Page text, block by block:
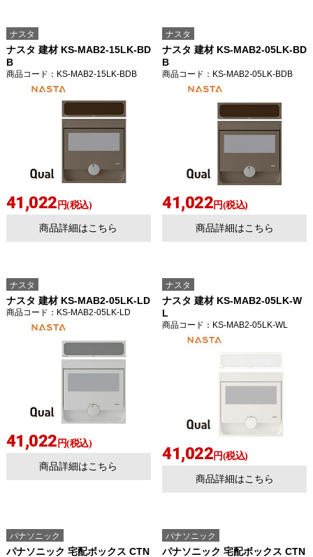
ナスタ
ナスタ 建材 KS-MAB2-15LK-BD
B
商品コード ：KS-MAB2-15LK-BDB
41,022 円(税込)
商品詳細はこちら
ナスタ
ナスタ 建材 KS-MAB2-05LK-BD
B
商品コード ：KS-MAB2-05LK-BDB
41,022円(税込)
商品詳細はこちら
ナスタ
ナスタ 建材 KS-MAB2-05LK-LD
商品コード ：KS-MAB2-05LK-LD
41,022 円(税込)
商品詳細はこちら
ナスタ
ナスタ 建材 KS-MAB2-05LK-W
L
商品コード ：KS-MAB2-05LK-WL
41,022円(税込)
商品詳細はこちら
パナソニック
パナソニック 宅配ボックス CTN
パナソニック
パナソニック 宅配ボックス CTN